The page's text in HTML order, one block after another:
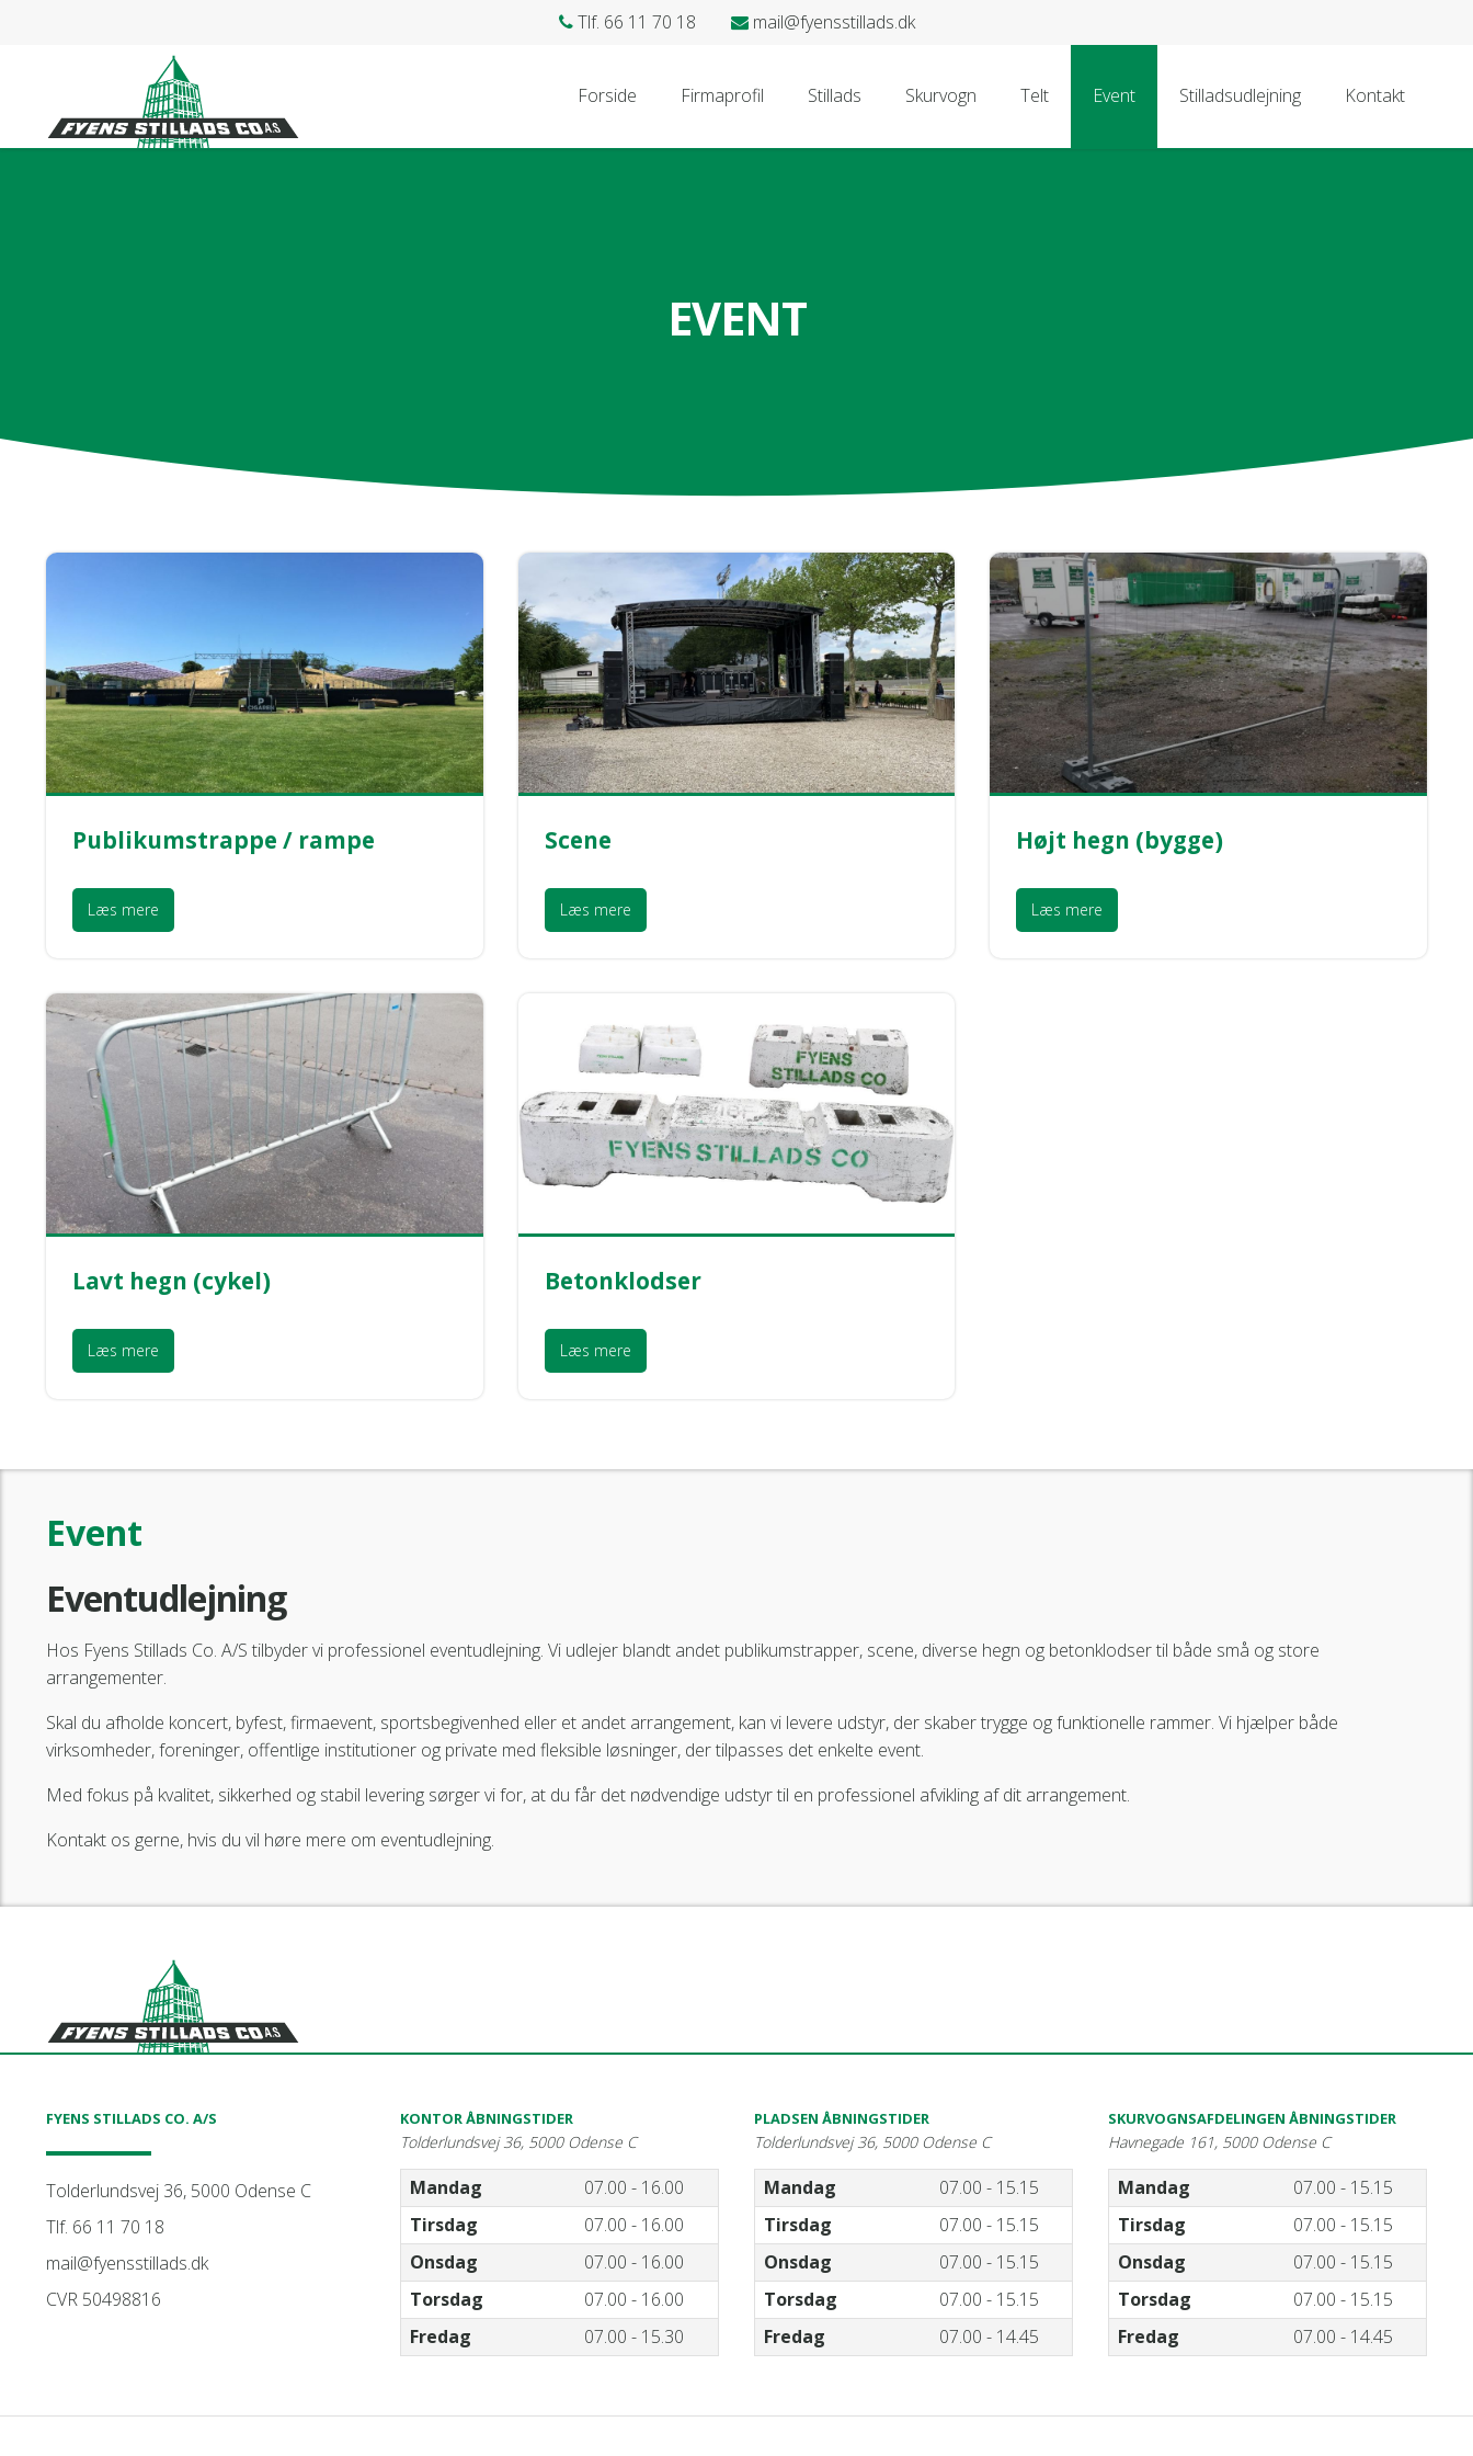
Tlf. 66 11 70 18 mail@fyensstillads.dk
Forside Firmaprofil Stillads Skurvogn Telt Event Stilladsudlejning Kontakt
EVENT
Publikumstrappe / rampe
Læs mere
Scene
Læs mere
Højt hegn (bygge)
Læs mere
Lavt hegn (cykel)
Læs mere
Betonklodser
Læs mere
Event
Eventudlejning
Hos Fyens Stillads Co. A/S tilbyder vi professionel eventudlejning. Vi udlejer blandt andet publikumstrapper, scene, diverse hegn og betonklodser til både små og store
arrangementer.
Skal du afholde koncert, byfest, firmaevent, sportsbegivenhed eller et andet arrangement, kan vi levere udstyr, der skaber trygge og funktionelle rammer. Vi hjælper både
virksomheder, foreninger, offentlige institutioner og private med fleksible løsninger, der tilpasses det enkelte event.
Med fokus på kvalitet, sikkerhed og stabil levering sørger vi for, at du får det nødvendige udstyr til en professionel afvikling af dit arrangement.
Kontakt os gerne, hvis du vil høre mere om eventudlejning.
FYENS STILLADS CO. A/S
Tolderlundsvej 36, 5000 Odense C
Tlf. 66 11 70 18
mail@fyensstillads.dk
CVR 50498816
KONTOR ÅBNINGSTIDER
Tolderlundsvej 36, 5000 Odense C
Mandag
07.00 - 16.00
Tirsdag
07.00 - 16.00
Onsdag
07.00 - 16.00
Torsdag
07.00 - 16.00
Fredag
07.00 - 15.30
PLADSEN ÅBNINGSTIDER
Tolderlundsvej 36, 5000 Odense C
Mandag
07.00 - 15.15
Tirsdag
07.00 - 15.15
Onsdag
07.00 - 15.15
Torsdag
07.00 - 15.15
Fredag
07.00 - 14.45
SKURVOGNSAFDELINGEN ÅBNINGSTIDER
Havnegade 161, 5000 Odense C
Mandag
07.00 - 15.15
Tirsdag
07.00 - 15.15
Onsdag
07.00 - 15.15
Torsdag
07.00 - 15.15
Fredag
07.00 - 14.45